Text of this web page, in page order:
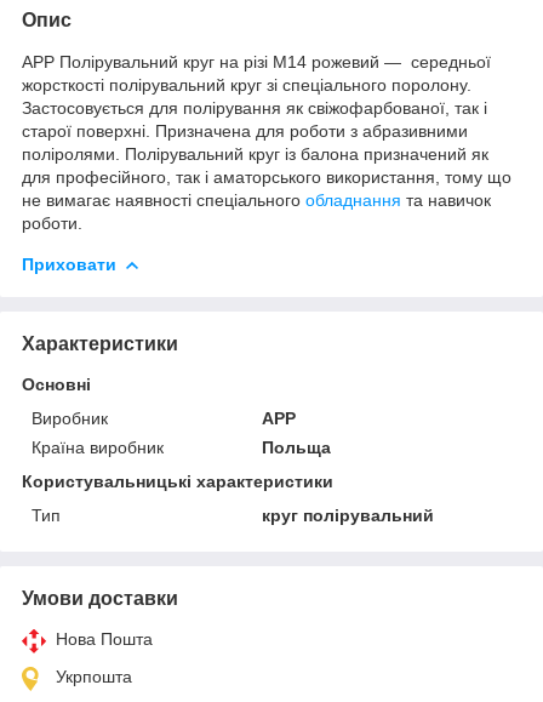
Опис
APP Полірувальний круг на різі М14 рожевий — середньої
жорсткості полірувальний круг зі спеціального поролону.
Застосовується для полірування як свіжофарбованої, так і
старої поверхні. Призначена для роботи з абразивними
поліролями. Полірувальний круг із балона призначений як
для професійного, так і аматорського використання, тому що
не вимагає наявності спеціального обладнання та навичок
роботи.
Приховати
Характеристики
Основні
Виробник
APP
Країна виробник
Польща
Користувальницькі характеристики
Тип
круг полірувальний
Умови доставки
Нова Пошта
Укрпошта